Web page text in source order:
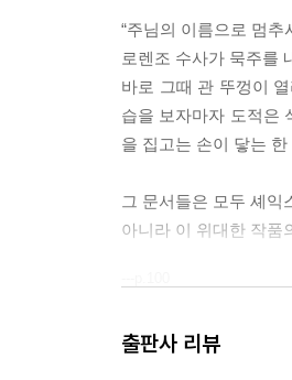
“주님의 이름으로 멈추
로렌조 수사가 묵주를
바로 그때 관 뚜껑이
습을 보자마자 도적은
을 집고는 손이 닿는
그 문서들은 모두 셰익
아니라 이 위대한 작품
출판사 리뷰